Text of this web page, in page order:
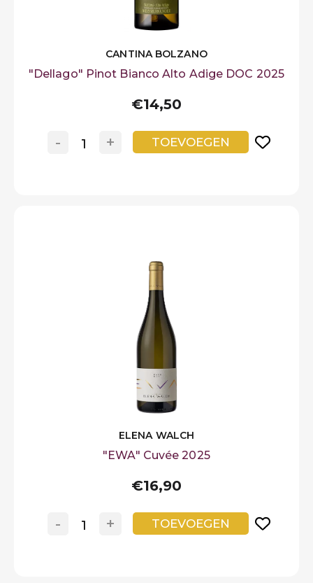
CANTINA BOLZANO
"Dellago" Pinot Bianco Alto Adige DOC 2025
€14,50
+
- TOEVOEGEN
ELENA WALCH
"EWA" Cuvée 2025
€16,90
+
- TOEVOEGEN